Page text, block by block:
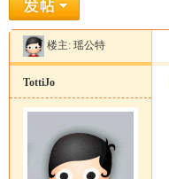
»
楼主: 瑶公特
TottiJo